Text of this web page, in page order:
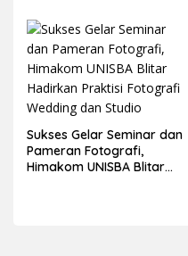
Sukses Gelar Seminar dan
Pameran Fotografi,
Himakom UNISBA Blitar